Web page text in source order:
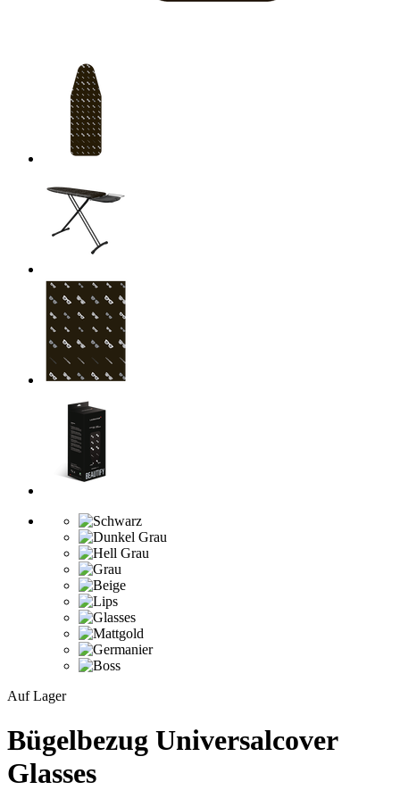
Auf Lager
Bügelbezug Universalcover
Glasses